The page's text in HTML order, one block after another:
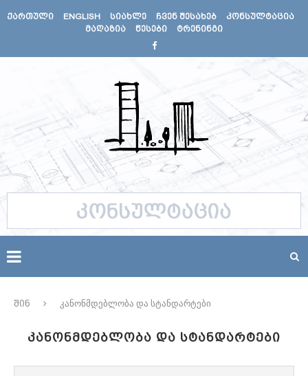
ᲥᲐᲠᲗᲣᲚᲘ ENGLISH ᲡᲘᲐᲮᲚᲔ ᲩᲕᲔᲜ ᲨᲔᲡᲐᲮᲔᲑ
ᲙᲝᲜᲡᲣᲚᲢᲐᲪᲘᲐ
ᲛᲐᲦᲐᲖᲘᲐ
ᲬᲔᲡᲔᲑᲘ ᲢᲠᲔᲜᲘᲜᲒᲘ
შინ კანონმდებლობა და სტანდარტები
ᲙᲐᲜᲝᲜᲛᲓᲔᲑᲚᲝᲑᲐ ᲓᲐ ᲡᲢᲐᲜᲓᲐᲠᲢᲔᲑᲘ